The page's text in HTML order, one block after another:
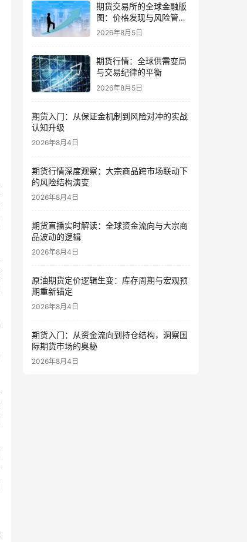
期货交易所的全球金融版
图：价格发现与风险管理
的核心
2026年8月5日
期货行情：全球供需变局
与交易纪律的平衡
2026年8月5日
期货入门：从保证金机制到风险对冲的实战
认知升级
2026年8月4日
期货行情深度观察：大宗商品跨市场联动下
的风险结构演变
2026年8月4日
期货直播实时解读：全球资金流向与大宗商
品波动的逻辑
2026年8月4日
原油期货定价逻辑生变：库存周期与宏观预
期重新锚定
2026年8月4日
期货入门：从资金流向到持仓结构，洞察国
际期货市场的奥秘
2026年8月4日